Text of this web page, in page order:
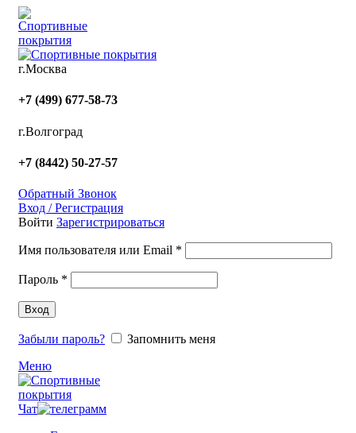
г.Москва
+7 (499) 677-58-73
г.Волгоград
+7 (8442) 50-27-57
Обратный Звонок
Вход / Регистрация
Войти Зарегистрироваться
Имя пользователя или Email *
Пароль *
Вход
Забыли пароль?
Запомнить меня
Меню
Чат